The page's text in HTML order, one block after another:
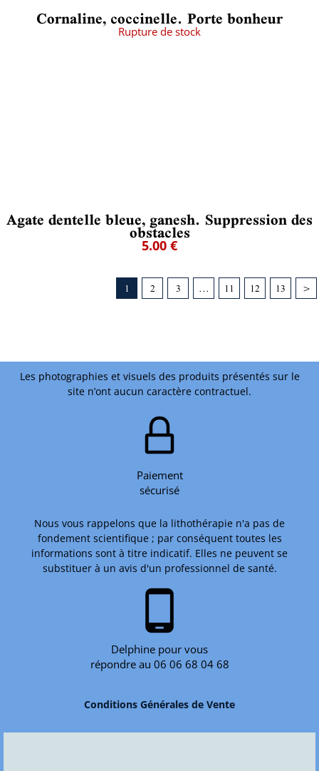
Cornaline, coccinelle. Porte bonheur
Rupture de stock
Agate dentelle bleue, ganesh. Suppression des
obstacles
5.00 €
1 2 3 ... 11 12 13 >
Les photographies et visuels des produits présentés sur le
site n’ont aucun caractère contractuel.
Paiement
sécurisé
Nous vous rappelons que la lithothérapie n'a pas de
fondement scientifique ; par conséquent toutes les
informations sont à titre indicatif. Elles ne peuvent se
substituer à un avis d'un professionnel de santé.
phone_android
Delphine pour vous
répondre au 06 06 68 04 68
Conditions Générales de Vente